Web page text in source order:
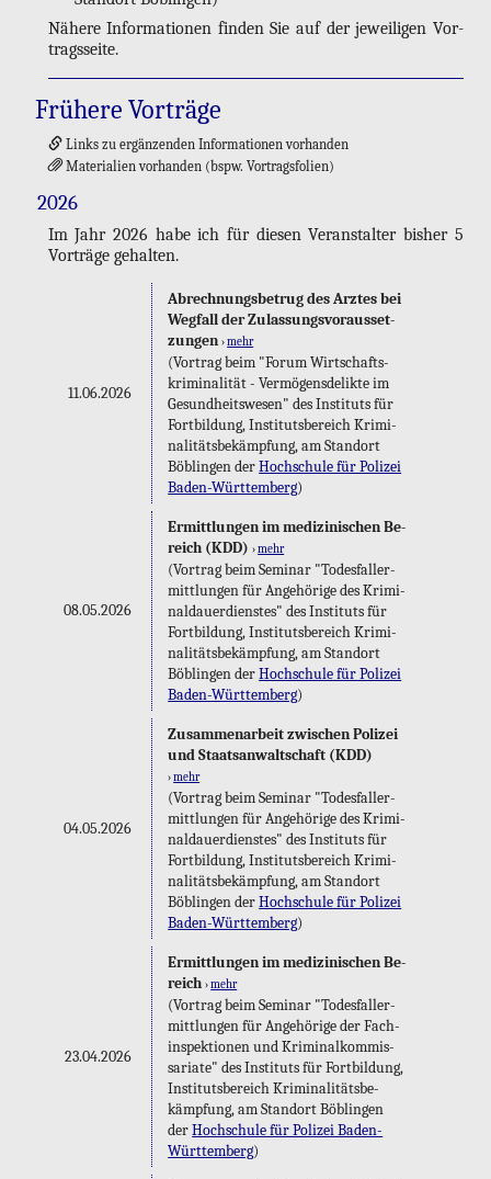
Nä­he­re In­for­ma­tio­nen fin­den Sie auf der je­wei­li­gen Vor­
trags­sei­te.
Frü­he­re Vor­trä­ge
Links zu er­gän­zen­den In­for­ma­tio­nen vor­han­den
Ma­te­ria­li­en vor­han­den (bspw. Vor­trags­fo­li­en)
2026
Im Jahr 2026 habe ich für die­sen Ver­an­stal­ter bis­her 5
Vor­trä­ge ge­hal­ten.
11.06.2026
Ab­rech­nungs­be­trug des Arz­tes bei
Weg­fall der Zu­las­sungs­vor­aus­set­
zun­gen ›mehr
(Vor­trag beim "Forum Wirt­schafts­
kri­mi­na­li­tät - Ver­mö­gens­de­lik­te im
Ge­sund­heits­we­sen" des In­sti­tuts für
Fort­bil­dung, In­sti­tuts­be­reich Kri­mi­
na­li­täts­be­kämp­fung, am Stand­ort
Böb­lin­gen derHoch­schu­le für Po­li­zei
Ba­den-Würt­tem­berg)
08.05.2026
Er­mitt­lun­gen im me­di­zi­ni­schen Be­
reich (KDD) ›mehr
(Vor­trag beim Se­mi­nar "To­des­fall­er­
mitt­lun­gen für An­ge­hö­ri­ge des Kri­mi­
nal­dau­er­diens­tes" des In­sti­tuts für
Fort­bil­dung, In­sti­tuts­be­reich Kri­mi­
na­li­täts­be­kämp­fung, am Stand­ort
Böb­lin­gen derHoch­schu­le für Po­li­zei
Ba­den-Würt­tem­berg)
04.05.2026
Zu­sam­men­ar­beit zwi­schen Po­li­zei
und Staats­an­walt­schaft (KDD)
›mehr
(Vor­trag beim Se­mi­nar "To­des­fall­er­
mitt­lun­gen für An­ge­hö­ri­ge des Kri­mi­
nal­dau­er­diens­tes" des In­sti­tuts für
Fort­bil­dung, In­sti­tuts­be­reich Kri­mi­
na­li­täts­be­kämp­fung, am Stand­ort
Böb­lin­gen derHoch­schu­le für Po­li­zei
Ba­den-Würt­tem­berg)
23.04.2026
Er­mitt­lun­gen im me­di­zi­ni­schen Be­
reich ›mehr
(Vor­trag beim Se­mi­nar "To­des­fall­er­
mitt­lun­gen für An­ge­hö­ri­ge der Fach­
in­spek­tio­nen und Kri­mi­nal­kom­mis­
sa­ria­te" des In­sti­tuts für Fort­bil­dung,
In­sti­tuts­be­reich Kri­mi­na­li­täts­be­
kämp­fung, am Stand­ort Böb­lin­gen
derHoch­schu­le für Po­li­zei Ba­den-
Würt­tem­berg)